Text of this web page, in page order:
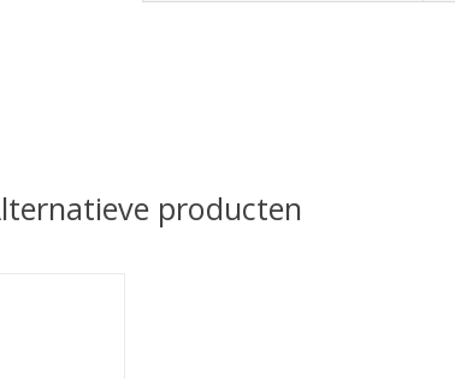
producten